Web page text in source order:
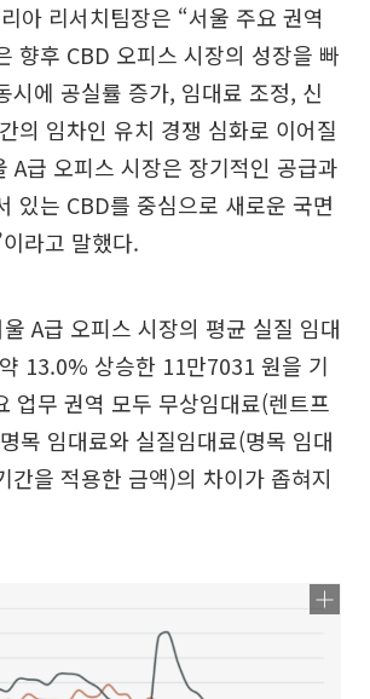
아 리서치팀장은 “서울 주요 권역
향후 CBD 오피스 시장의 성장을 빠
시에 공실률 증가, 임대료 조정, 신
의 임차인 유치 경쟁 심화로 이어질
A급 오피스 시장은 장기적인 공급과
있는 CBD를 중심으로 새로운 국면
라고 말했다.
A급 오피스 시장의 평균 실질 임대
13.0% 상승한 11만7031 원을 기
업무 권역 모두 무상임대료(렌트프
목 임대료와 실질임대료(명목 임대
간을 적용한 금액)의 차이가 좁혀지